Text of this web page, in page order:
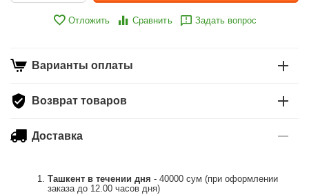
Отложить Сравнить Задать вопрос
Варианты оплаты
Возврат товаров
Доставка
Ташкент в течении дня - 40000 сум (при оформлении
заказа до 12.00 часов дня)